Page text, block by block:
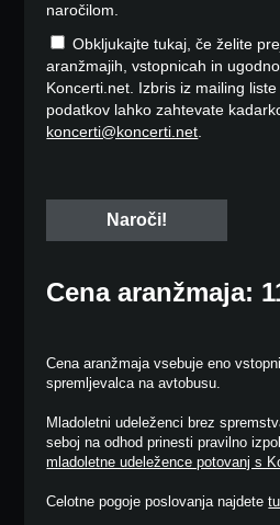
naročilom.
Obkljukajte tukaj, če želite
aranžmajih, vstopnicah in
Koncerti.net. Izbris iz mailing
podatkov lahko zahtevate
koncerti@koncerti.net.
Cena aranžmaja:
Cena aranžmaja vsebuje eno
spremljevalca na avtobusu.
Mladoletni udeleženci brez
seboj na odhod prinesti pravilno
mladoletne udeležence potovanj s
Celotne pogoje poslovanja najdete